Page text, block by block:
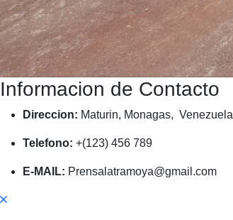
Informacion de Contacto
Direccion: Maturin, Monagas, Venezuela
Telefono: +(123) 456 789
E-MAIL: Prensalatramoya@gmail.com